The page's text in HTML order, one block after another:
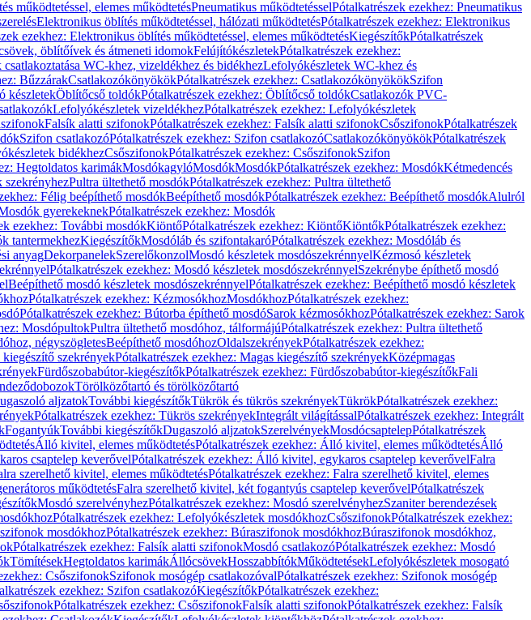
működtetéssel, elemes működtetésPneumatikus működtetésselPótalkatrészek ezekhez: Pneumatikus
Elektronikus öblítés működtetéssel, hálózati működtetésPótalkatrészek ezekhez: Elektronikus
ezekhez: Elektronikus öblítés működtetéssel, elemes működtetésKiegészítőkPótalkatrészek
öblítőívek és átmeneti idomokFelújítókészletekPótalkatrészek ezekhez:
csatlakoztatása WC-khez, vizeldékhez és bidékhezLefolyókészletek WC-khez és
BűzzárakCsatlakozókönyökökPótalkatrészek ezekhez: CsatlakozókönyökökSzifon
készletekÖblítőcső toldókPótalkatrészek ezekhez: Öblítőcső toldókCsatlakozók PVC-
Lefolyókészletek vizeldékhezPótalkatrészek ezekhez: Lefolyókészletek
Falsík alatti szifonokPótalkatrészek ezekhez: Falsík alatti szifonokCsőszifonokPótalkatrészek
Szifon csatlakozóPótalkatrészek ezekhez: Szifon csatlakozóCsatlakozókönyökökPótalkatrészek
bidékhezCsőszifonokPótalkatrészek ezekhez: CsőszifonokSzifon
Hegtoldatos karimákMosdókagylóMosdókMosdókPótalkatrészek ezekhez: MosdókKétmedencés
szekrényhezPultra ültethető mosdókPótalkatrészek ezekhez: Pultra ültethető
Félig beépíthető mosdókBeépíthető mosdókPótalkatrészek ezekhez: Beépíthető mosdókAlulról
gyerekeknekPótalkatrészek ezekhez: Mosdók
ezekhez: További mosdókKiöntőPótalkatrészek ezekhez: KiöntőKiöntőkPótalkatrészek ezekhez:
tantermekhezKiegészítőkMosdóláb és szifontakaróPótalkatrészek ezekhez: Mosdóláb és
anyagDekorpanelekSzerelőkonzolMosdó készletek mosdószekrénnyelKézmosó készletek
Pótalkatrészek ezekhez: Mosdó készletek mosdószekrénnyelSzekrénybe építhető mosdó
Beépíthető mosdó készletek mosdószekrénnyelPótalkatrészek ezekhez: Beépíthető mosdó készletek
Pótalkatrészek ezekhez: KézmosókhozMosdókhozPótalkatrészek ezekhez:
Pótalkatrészek ezekhez: Bútorba építhető mosdóSarok kézmosókhozPótalkatrészek ezekhez: Sarok
MosdópultokPultra ültethető mosdóhoz, tálformájúPótalkatrészek ezekhez: Pultra ültethető
négyszögletesBeépíthető mosdóhozOldalszekrényekPótalkatrészek ezekhez:
kiegészítő szekrényekPótalkatrészek ezekhez: Magas kiegészítő szekrényekKözépmagas
Fürdőszobabútor-kiegészítőkPótalkatrészek ezekhez: Fürdőszobabútor-kiegészítőkFali
Törölközőtartó és törölközőtartó
aljzatokTovábbi kiegészítőkTükrök és tükrös szekrényekTükrökPótalkatrészek ezekhez:
Pótalkatrészek ezekhez: Tükrös szekrényekIntegrált világítássalPótalkatrészek ezekhez: Integrált
FogantyúkTovábbi kiegészítőkDugaszoló aljzatokSzerelvényekMosdócsaptelepPótalkatrészek
Álló kivitel, elemes működtetésPótalkatrészek ezekhez: Álló kivitel, elemes működtetésÁlló
csaptelep keverővelPótalkatrészek ezekhez: Álló kivitel, egykaros csaptelep keverővelFalra
szerelhető kivitel, elemes működtetésPótalkatrészek ezekhez: Falra szerelhető kivitel, elemes
működtetésFalra szerelhető kivitel, két fogantyús csaptelep keverővelPótalkatrészek
Mosdó szerelvényhezPótalkatrészek ezekhez: Mosdó szerelvényhezSzaniter berendezések
Pótalkatrészek ezekhez: Lefolyókészletek mosdókhozCsőszifonokPótalkatrészek ezekhez:
mosdókhozPótalkatrészek ezekhez: Búraszifonok mosdókhozBúraszifonok mosdókhoz,
Pótalkatrészek ezekhez: Falsík alatti szifonokMosdó csatlakozóPótalkatrészek ezekhez: Mosdó
TömítésekHegtoldatos karimákÁllócsövekHosszabbítókMűködtetésekLefolyókészletek mosogató
CsőszifonokSzifonok mosógép csatlakozóvalPótalkatrészek ezekhez: Szifonok mosógép
ezekhez: Szifon csatlakozóKiegészítőkPótalkatrészek ezekhez:
Pótalkatrészek ezekhez: CsőszifonokFalsík alatti szifonokPótalkatrészek ezekhez: Falsík